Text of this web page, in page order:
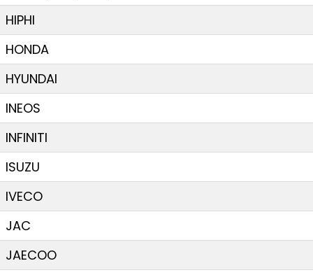
HIPHI
HONDA
HYUNDAI
INEOS
INFINITI
ISUZU
IVECO
JAC
JAECOO